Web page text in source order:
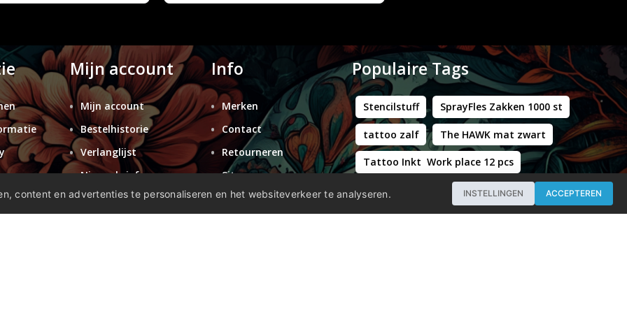
Mijn account
Mijn account
Bestelhistorie
Verlanglijst
Nieuwsbrief
Info
Merken
Contact
Retourneren
Sitemap
Populaire Tags
Stencilstuff SprayFles Zakken 1000 st
tattoo zalf The HAWK mat zwart
Tattoo Inkt Work place 12 pcs
Hustle Butter Deluxe Zakjes
Professional - Workstation Pro - Matt Black
content en advertenties te personaliseren en het websiteverkeer te analyseren. INSTELLINGEN ACCEPTEREN